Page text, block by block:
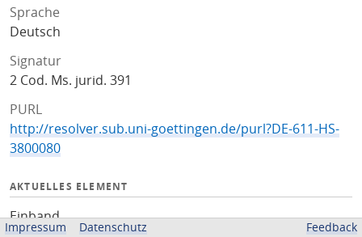
Sprache
Deutsch
Signatur
2 Cod. Ms. jurid. 391
PURL
http://resolver.sub.uni-goettingen.de/purl?DE-611-HS-
3800080
AKTUELLES ELEMENT
Einband
Impressum Datenschutz Feedback